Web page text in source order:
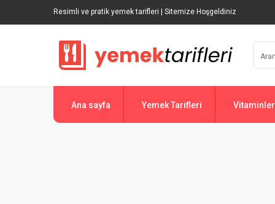
Resimli ve pratik yemek tarifleri | Sitemize Hoşgeldiniz
Ana sayfa Yemek Tarifleri Vitaminler